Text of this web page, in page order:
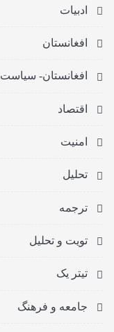
ادبیات
افغانستان
افغانستان- سیاست
اقتصاد
امنیت
تحلیل
ترجمه
تویت و تحلیل
تیتر یک
جامعه و فرهنگ